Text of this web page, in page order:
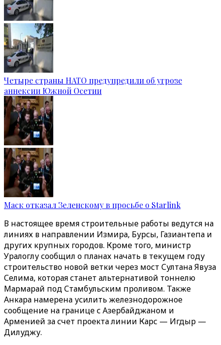
Четыре страны НАТО предупредили об угрозе
аннексии Южной Осетии
Маск отказал Зеленскому в просьбе о Starlink
В настоящее время строительные работы ведутся на
линиях в направлении Измира, Бурсы, Газиантепа и
других крупных городов. Кроме того, министр
Уралоглу сообщил о планах начать в текущем году
строительство новой ветки через мост Султана Явуза
Селима, которая станет альтернативой тоннелю
Мармарай под Стамбульским проливом. Также
Анкара намерена усилить железнодорожное
сообщение на границе с Азербайджаном и
Арменией за счет проекта линии Карс — Игдыр —
Дилуджу.